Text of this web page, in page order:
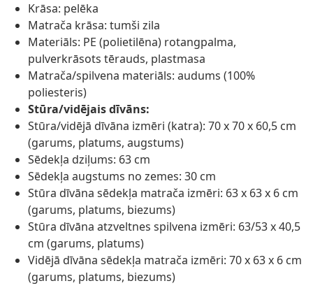
Krāsa: pelēka
Matrača krāsa: tumši zila
Materiāls: PE (polietilēna) rotangpalma,
pulverkrāsots tērauds, plastmasa
Matrača/spilvena materiāls: audums (100%
poliesteris)
Stūra/vidējais dīvāns:
Stūra/vidējā dīvāna izmēri (katra): 70 x 70 x 60,5 cm
(garums, platums, augstums)
Sēdekļa dziļums: 63 cm
Sēdekļa augstums no zemes: 30 cm
Stūra dīvāna sēdekļa matrača izmēri: 63 x 63 x 6 cm
(garums, platums, biezums)
Stūra dīvāna atzveltnes spilvena izmēri: 63/53 x 40,5
cm (garums, platums)
Vidējā dīvāna sēdekļa matrača izmēri: 70 x 63 x 6 cm
(garums, platums, biezums)